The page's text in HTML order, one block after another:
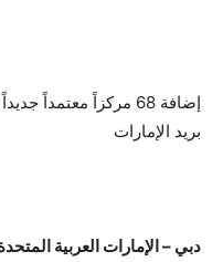
إضافة 68 مركزاً
بريد الإمارات
دبي – الإمارات العربية